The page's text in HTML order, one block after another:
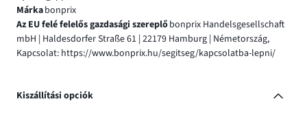
Márkabonprix
Az EU felé felelős gazdasági szereplőbonprix Handelsgesellschaft
mbH | Haldesdorfer Straße 61 | 22179 Hamburg | Németország,
Kapcsolat: https://www.bonprix.hu/segitseg/kapcsolatba-lepni/
Kiszállítási opciók